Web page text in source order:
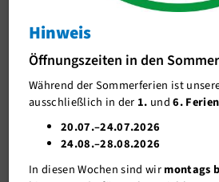
Mit Unterstützung der
Düsseldorf AG
Dankeschön fürs Ehrenamt
J-Team
Stellenangebote
Förderverein me-sport e.V.
Mitgliederservice
Hinweis
Öffnungszeiten in den
Während der Sommerferien ist
ausschließlich in der 1. und6.
20.07.–24.07.2026
24.08.–28.08.2026
In diesen Wochen sind wirmontags